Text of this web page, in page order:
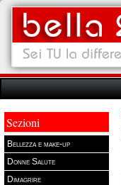
Sezioni
Bellezza e make-up
Donne Salute
Dimagrire